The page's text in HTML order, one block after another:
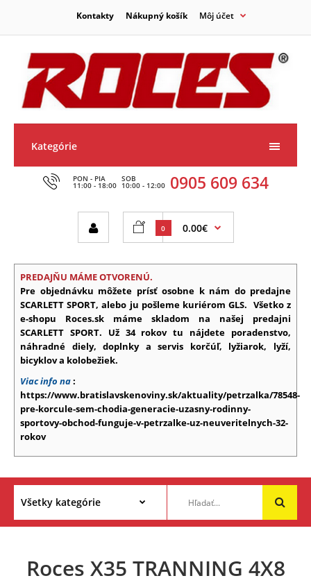
Kontakty Nákupný košík Môj účet
Kategórie
PON - PIA
11:00 - 18:00
SOB
10:00 - 12:00 0905 609 634
0 0.00€
PREDAJŇU MÁME OTVORENÚ.
Pre objednávku môžete prísť osobne k nám do predajne
SCARLETT SPORT, alebo ju pošleme kuriérom GLS. Všetko z
e-shopu Roces.sk máme skladom na našej predajni
SCARLETT SPORT. Už 34 rokov tu nájdete poradenstvo,
náhradné diely, doplnky a servis korčúľ, lyžiarok, lyží,
bicyklov a kolobežiek.
Viac info na:
https://www.bratislavskenoviny.sk/aktuality/petrzalka/78548-
pre-korcule-sem-chodia-generacie-uzasny-rodinny-
sportovy-obchod-funguje-v-petrzalke-uz-neuveritelnych-32-
rokov
Roces X35 TRANNING 4X8